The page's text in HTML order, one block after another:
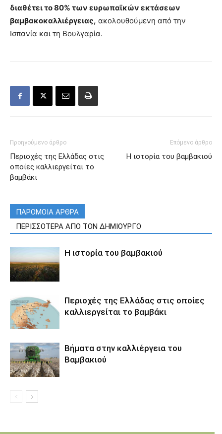
διαθέτει το 80% των ευρωπαϊκών εκτάσεων
βαμβακοκαλλιέργειας, ακολουθούμενη από την
Ισπανία και τη Βουλγαρία.
Προηγούμενο άρθρο
Περιοχές της Ελλάδας στις
οποίες καλλιεργείται το
βαμβάκι
Επόμενο άρθρο
Η ιστορία του βαμβακιού
ΠΑΡΟΜΟΙΑ ΑΡΘΡΑ
ΠΕΡΙΣΣΟΤΕΡΑ ΑΠΟ ΤΟΝ ΔΗΜΙΟΥΡΓΟ
Η ιστορία του βαμβακιού
Περιοχές της Ελλάδας στις οποίες
καλλιεργείται το βαμβάκι
Βήματα στην καλλιέργεια του
Βαμβακιού